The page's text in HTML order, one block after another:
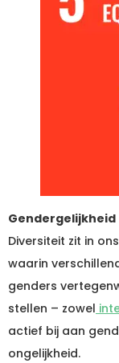
Gendergelijkheid
Diversiteit zit in
waarin
genders
stellen – zowel
actief bij aan
ongelijkheid.